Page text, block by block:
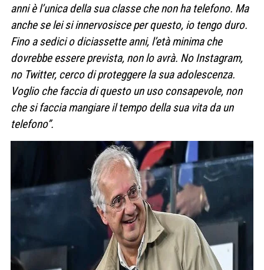
anni è l’unica della sua classe che non ha telefono. Ma
anche se lei si innervosisce per questo, io tengo duro.
Fino a sedici o diciassette anni, l’età minima che
dovrebbe essere prevista, non lo avrà. No Instagram,
no Twitter, cerco di proteggere la sua adolescenza.
Voglio che faccia di questo un uso consapevole, non
che si faccia mangiare il tempo della sua vita da un
telefono”.